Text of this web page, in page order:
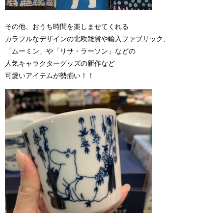
その他、おうち時間を楽しませてくれる
カラフルなデザインの北欧雑貨や輸入ファブリック、
「ムーミン」や「リサ・ラーソン」などの
人気キャラクターグッズの新作など
可愛いアイテムが勢揃い！！